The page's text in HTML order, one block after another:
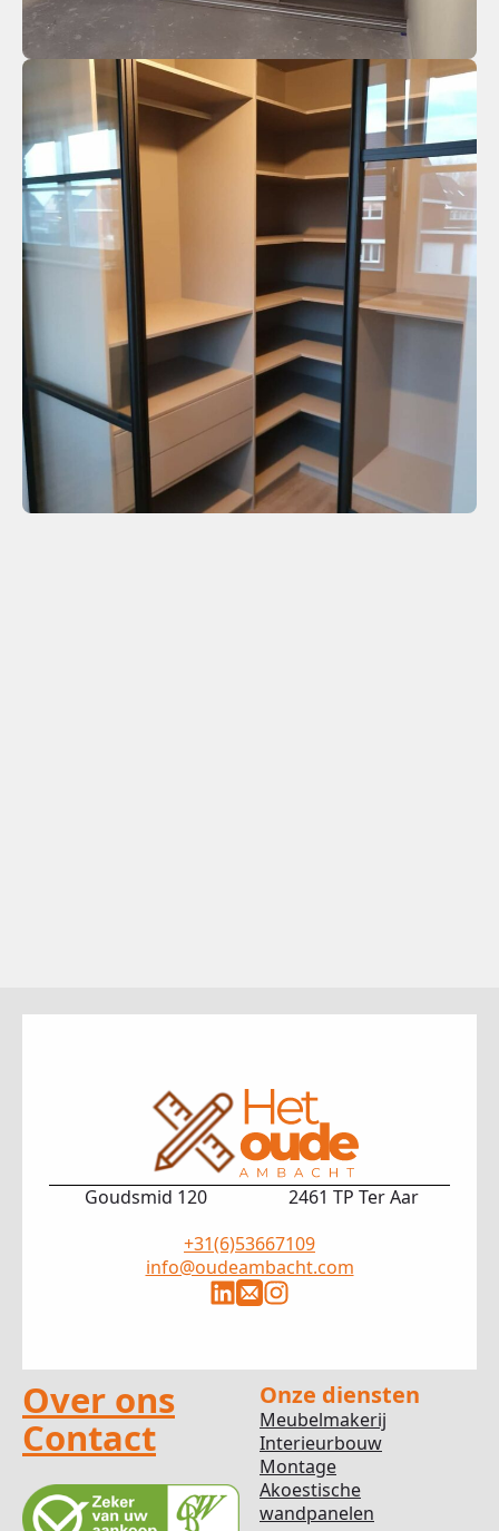
Over ons
Contact
Onze diensten
Meubelmakerij
Interieurbouw
Montage
Akoestische
wandpanelen
Goudsmid 120
2461 TP Ter Aar
+31(6)53667109
info@oudeambacht.com